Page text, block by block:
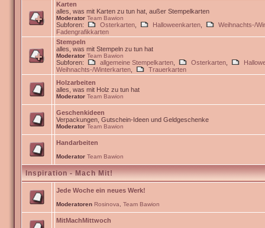
Karten
alles, was mit Karten zu tun hat, außer Stempelkarten
Moderator Team Bawion
Subforen: Osterkarten Halloweenkarten
Weihnachts-/
Fadengrafikkarten
Stempeln
alles, was mit Stempeln zu tun hat
Moderator Team Bawion
Subforen: allgemeine Stempelkarten Osterkarten
Weihnachts-/Winterkarten
Trauerkarten
Holzarbeiten
alles, was mit Holz zu tun hat
Moderator Team Bawion
Geschenkideen
Verpackungen, Gutschein-Ideen und Geldgeschenke
Moderator Team Bawion
Handarbeiten
Moderator Team Bawion
Inspiration - Mach Mit!
Jede Woche ein neues Werk!
Moderatoren Rosinova Team Bawion
MitMachMittwoch